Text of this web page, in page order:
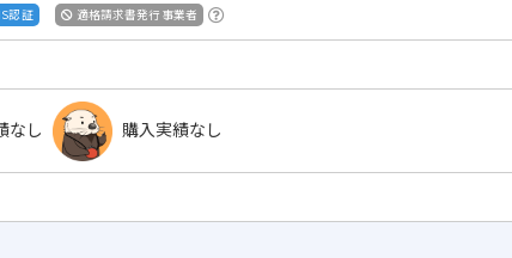
認証 適格請求書発行事業者
なし 購入実績なし